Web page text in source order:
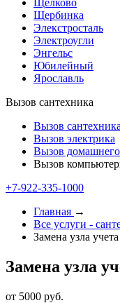
Щелково
Щербинка
Элекстросталь
Электроугли
Энгельс
Юбилейный
Ярославль
Вызов сантехника
Вызов сантехника
Вызов электрика
Вызов домашнего
Вызов
+7-922-335-1000
Главная →
Все услуги -
Замена узла
Замена узла
от 5000 руб.